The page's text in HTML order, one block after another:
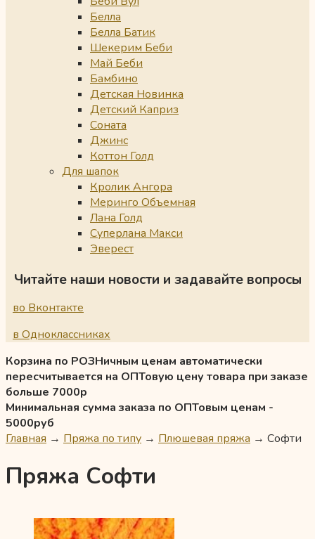
Белла
Белла Батик
Шекерим Беби
Май Беби
Бамбино
Детская Новинка
Детский Каприз
Соната
Джинс
Коттон Голд
Для шапок
Кролик Ангора
Меринго Объемная
Лана Голд
Суперлана Макси
Эверест
Читайте наши новости и задавайте вопросы
во Вконтакте
в Одноклассниках
Корзина по РОЗНичным ценам автоматически
пересчитывается на ОПТовую цену товара при заказе
больше 7000р
Минимальная сумма заказа по ОПТовым ценам -
5000руб
Главная → Пряжа по типу → Плюшевая пряжа → Софти
Пряжа Софти